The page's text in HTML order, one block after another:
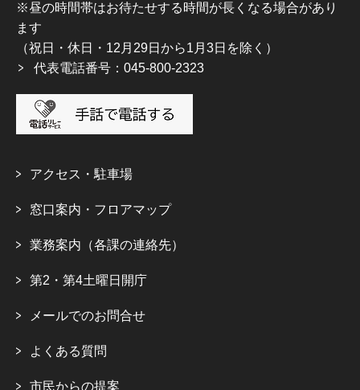
※昼の時間帯はお待たせする時間が長くなる場合があり
ます
（祝日・休日・12月29日から1月3日を除く）
代表電話番号：045-800-2323
アクセス・駐車場
窓口案内・フロアマップ
業務案内（各課の連絡先）
第2・第4土曜日開庁
メールでのお問合せ
よくある質問
市民からの提案